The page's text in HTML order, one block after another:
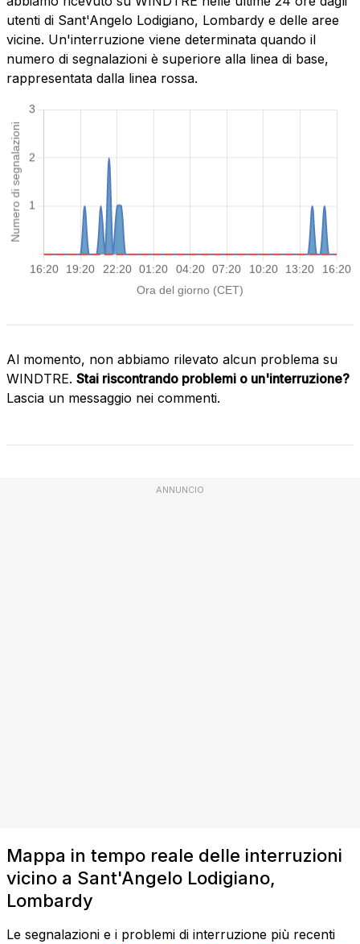
utenti di Sant'Angelo Lodigiano, Lombardy e delle aree
vicine. Un'interruzione viene determinata quando il
numero di segnalazioni è superiore alla linea di base,
rappresentata dalla linea rossa.
Al momento, non abbiamo rilevato alcun problema su
WINDTRE. Stai riscontrando problemi o un'interruzione?
Lascia un messaggio nei commenti.
ANNUNCIO
Mappa in tempo reale delle interruzioni
vicino a Sant'Angelo Lodigiano,
Lombardy
Le segnalazioni e i problemi di interruzione più recenti